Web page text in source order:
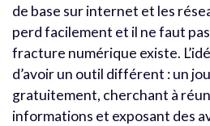
de base sur internet et les
perd facilement et il ne faut
fracture numérique existe.
d’avoir un outil différent : un
gratuitement, cherchant à
informations et exposant des